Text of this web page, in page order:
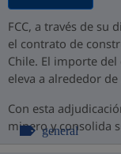
FCC, a través de su
el contrato de
Chile. El importe
eleva a alrededor
Con esta
minero y consolida
general